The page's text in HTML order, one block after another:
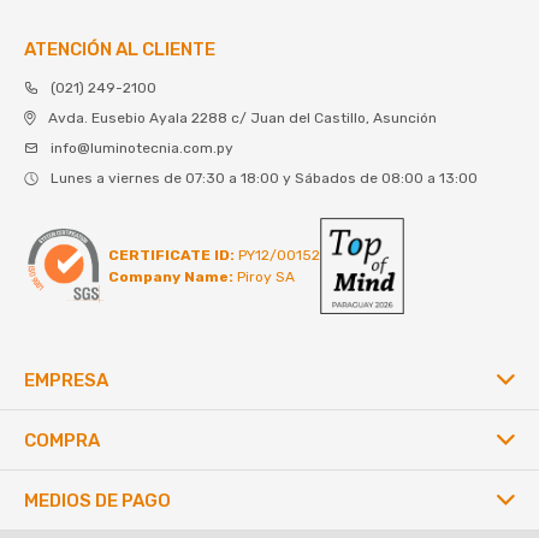
ATENCIÓN AL CLIENTE
(021) 249-2100
Avda. Eusebio Ayala 2288 c/ Juan del Castillo, Asunción
info@luminotecnia.com.py
Lunes a viernes de 07:30 a 18:00 y Sábados de 08:00 a 13:00
CERTIFICATE ID: PY12/00152
Company Name: Piroy SA
EMPRESA
COMPRA
MEDIOS DE PAGO